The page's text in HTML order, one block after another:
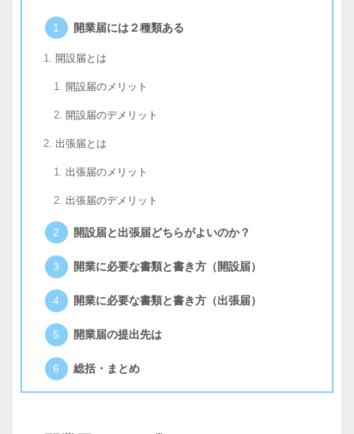
開業届には２種類ある
開設届とは
開設届のメリット
開設届のデメリット
出張届とは
出張届のメリット
出張届のデメリット
開設届と出張届どちらがよいのか？
開業に必要な書類と書き方（開設届）
開業に必要な書類と書き方（出張届）
開業届の提出先は
総括・まとめ